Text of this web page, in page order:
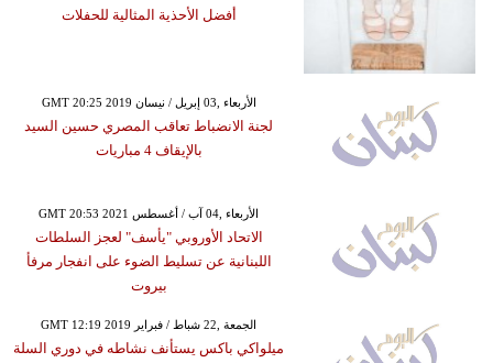
أفضل الأحذية المثالية للحفلات
GMT 20:25 2019 الأربعاء ,03 إبريل / نيسان
لجنة الانضباط تعاقب المصري حسين السيد
بالإيقاف 4 مباريات
GMT 20:53 2021 الأربعاء ,04 آب / أغسطس
الاتحاد الأوروبي "يأسف" لعجز السلطات
اللبنانية عن تسليط الضوء على انفجار مرفأ
بيروت
GMT 12:19 2019 الجمعة ,22 شباط / فبراير
ميلواكي باكس يستأنف نشاطه في دوري السلة